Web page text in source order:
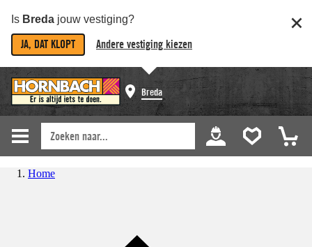
Is Breda jouw vestiging?
JA, DAT KLOPT Andere vestiging kiezen
Breda
Home